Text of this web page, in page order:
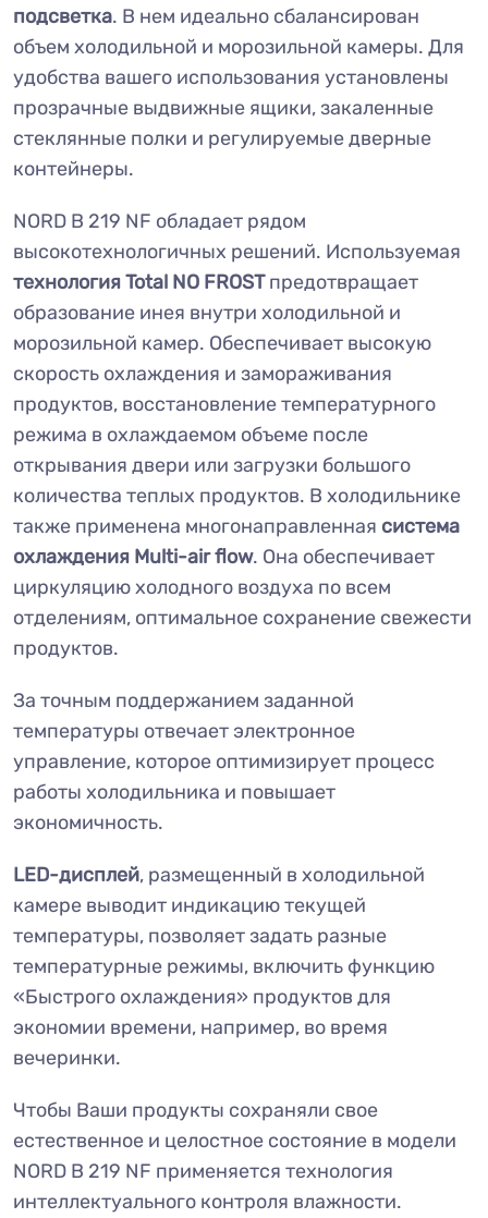
подсветка. В нем идеально сбалансирован
объем холодильной и морозильной камеры. Для
удобства вашего использования установлены
прозрачные выдвижные ящики, закаленные
стеклянные полки и регулируемые дверные
контейнеры.
NORD B 219 NF обладает рядом
высокотехнологичных решений. Используемая
технология Total NO FROSTпредотвращает
образование инея внутри холодильной и
морозильной камер. Обеспечивает высокую
скорость охлаждения и замораживания
продуктов, восстановление температурного
режима в охлаждаемом объеме после
открывания двери или загрузки большого
количества теплых продуктов. В холодильнике
также применена многонаправленная система
охлаждения Multi-air flow. Она обеспечивает
циркуляцию холодного воздуха по всем
отделениям, оптимальное сохранение свежести
продуктов.
За точным поддержанием заданной
температуры отвечает электронное
управление, которое оптимизирует процесс
работы холодильника и повышает
экономичность.
LED-дисплей, размещенный в холодильной
камере выводит индикацию текущей
температуры, позволяет задать разные
температурные режимы, включить функцию
«Быстрого охлаждения» продуктов для
экономии времени, например, во время
вечеринки.
Чтобы Ваши продукты сохраняли свое
естественное и целостное состояние в модели
NORD B 219 NF применяется технология
интеллектуального контроля влажности.